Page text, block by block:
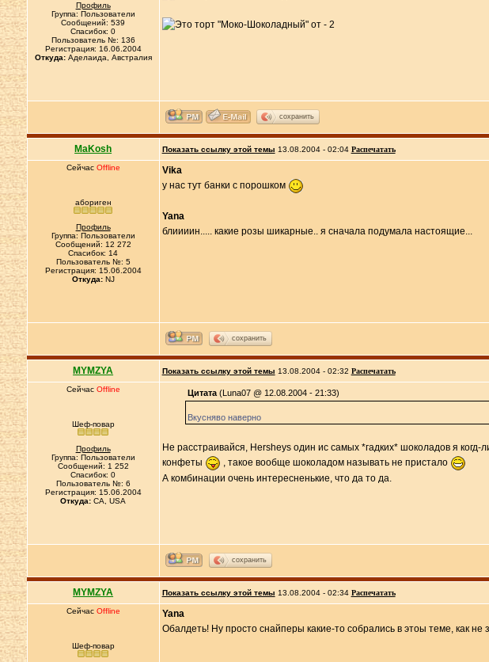
Профиль
Группа: Пользователи
Сообщений: 539
Спасибок: 0
Пользователь №: 136
Регистрация: 16.06.2004
Откуда:Аделаида, Австралия
сохранить
MaKosh Показать ссылку этой темы 13.08.2004 - 02:04 Распечатать
Сейчас Offline
абориген
Профиль
Группа: Пользователи
Сообщений: 12 272
Спасибок: 14
Пользователь №: 5
Регистрация: 15.06.2004
Откуда:NJ
Vika
у нас тут банки с порошком
Yana
блиииин..... какие розы шикарные.. я сначала подумала настоящие...
сохранить
MYMZYA Показать ссылку этой темы 13.08.2004 - 02:32 Распечатать
Сейчас Offline
Шеф-повар
Профиль
Группа: Пользователи
Сообщений: 1 252
Спасибок: 0
Пользователь №: 6
Регистрация: 15.06.2004
Откуда: CA, USA
Цитата(Luna07 @ 12.08.2004 - 21:33)
Вкусняво наверно
Не расстраивайся, Hersheys один ис самых *гадких* шоколадов я
конфеты
, такое вообще шоколадом называть не пристало
А комбинации очень интересненькие, что да то да.
сохранить
MYMZYA Показать ссылку этой темы 13.08.2004 - 02:34 Распечатать
Сейчас Offline
Шеф-повар
Yana
Обалдеть! Ну просто снайперы какие-то собрались в этоы теме, как не